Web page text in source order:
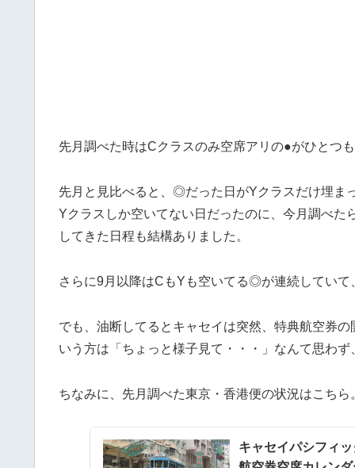
先月調べた時はCクラスのみ空席アリの●がひとつ
先月と見比べると、◎だった日がYクラスだけ埋ま
Yクラスしか空いてない日だったのに、今月調べ
してきた日程も結構ありました。
さらに9月以降はCもYも空いてる◎が連続していて
でも、油断してるとキャセイは突然、特典航空券
いう方は「ちょっと様子見て・・・」なんて思わ
ちなみに、先月調べた東京・香港便の状況はこちら
キャセイパシフィ